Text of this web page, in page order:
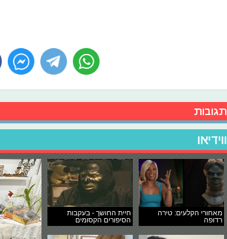
תגובות
ווידיאו
מאחורי הקלעים: טירה
רדופה
חיית החושך - בעקבות
הסיפורים הקסומים